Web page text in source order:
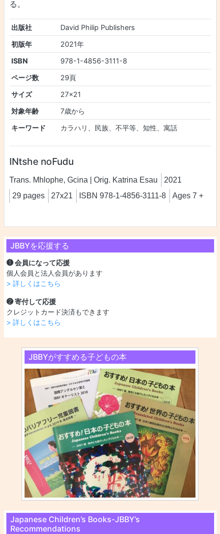
JBBYを応援する
❶ 会員になって応援
個人会員と法人会員があります
> 詳しくはこちら
❷ 寄付して応援
クレジットカード決済もできます
> 詳しくはこちら
JBBYがすすめる子どもの本
Japanese Children’s Books-JBBY’s
Recommendations
る。
出版社
David Philip Publishers
初版年
2021年
ISBN
978-1-4856-3111-8
ページ数
29頁
サイズ
27x21
対象年齢
7歳から
キーワード
カラハリ、民族、不平等、知性、寓話
INtshe noFudu
Trans. Mhlophe, Gcina | Orig. Katrina Esau
2021
29 pages
27x21 ISBN 978-1-4856-3111-8 Ages 7 +